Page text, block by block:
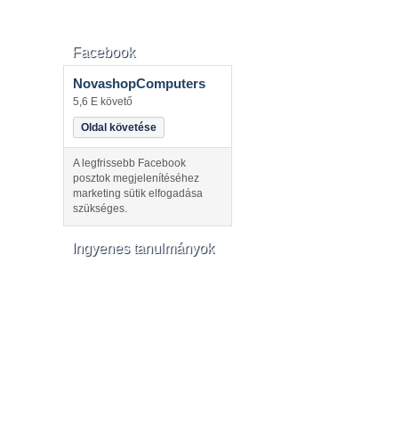
Facebook
NovashopComputers
5,6 E követő
Oldal követése
A legfrissebb Facebook
posztok megjelenítéséhez
marketing sütik elfogadása
szükséges.
Ingyenes tanulmányok